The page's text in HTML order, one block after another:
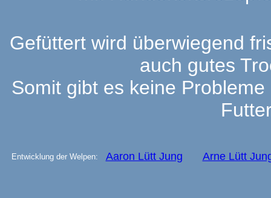
Gefüttert wird überwiegend
auch gutes
Somit gibt es keine
Entwicklung der Welpen: Aaron Lütt Jung Arne Lütt